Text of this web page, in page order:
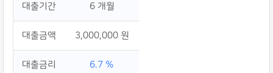
대출기간 6 개월
대출금액 3,000,000 원
대출금리 6.7 %